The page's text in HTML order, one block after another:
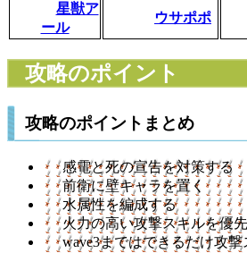
星獣ア
ール
ウサポポ
攻略のポイント
攻略のポイントまとめ
感電と死の宣告を対策する
前衛に壁キャラを置く
水属性を編成する
火力の高い攻撃スキルを優
wave3まではできるだけ攻